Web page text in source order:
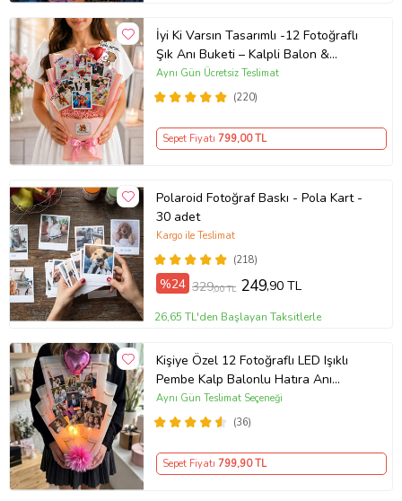
İyi Ki Varsın Tasarımlı -12 Fotoğraflı
Şık Anı Buketi – Kalpli Balon &
Çubuk Stickerlı - Kişiye Özel Çiçek
Buketi Sevgiliye -Arkadaşa- Yeni
(220)
Aynı Gün Ücretsiz Teslimat
Sepet Fiyatı 799,00 TL
Polaroid Fotoğraf Baskı - Pola Kart -
30 adet
(218)
Kargo ile Teslimat
%24 329,00 TL 249,90 TL
26,65 TL'den Başlayan Taksitlerle
Kişiye Özel 12 Fotoğraflı LED Işıklı
Pembe Kalp Balonlu Hatıra Anı
Buketi - İş Hediyesi Arkadaşa
Sevgiliye Hediye
(36)
Aynı Gün Teslimat Seçeneği
Sepet Fiyatı 799,90 TL